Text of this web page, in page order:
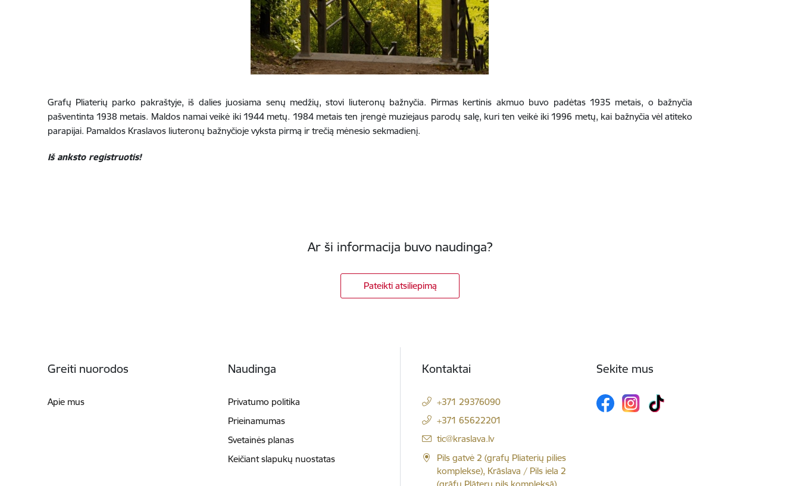
Grafų Pliaterių parko pakraštyje, iš dalies juosiama senų medžių, stovi liuteronų bažnyčia. Pirmas kertinis akmuo buvo padėtas 1935 metais, o bažnyčia
pašventinta 1938 metais. Maldos namai veikė iki 1944 metų. 1984 metais ten įrengė muziejaus parodų salę, kuri ten veikė iki 1996 metų, kai bažnyčia vėl atiteko
parapijai. Pamaldos Kraslavos liuteronų bažnyčioje vyksta pirmą ir trečią mėnesio sekmadienį.
Iš anksto registruotis!
Ar ši informacija buvo naudinga?
Pateikti atsiliepimą
Greiti nuorodos
Apie mus
Naudinga
Privatumo politika
Prieinamumas
Svetainės planas
Keičiant slapukų nuostatas
Kontaktai
+371 29376090
+371 65622201
El. paštas:
tic@kraslava.lv
Pils gatvė 2 (grafų Pliaterių pilies
komplekse), Krāslava / Pils iela 2
Sekite mus